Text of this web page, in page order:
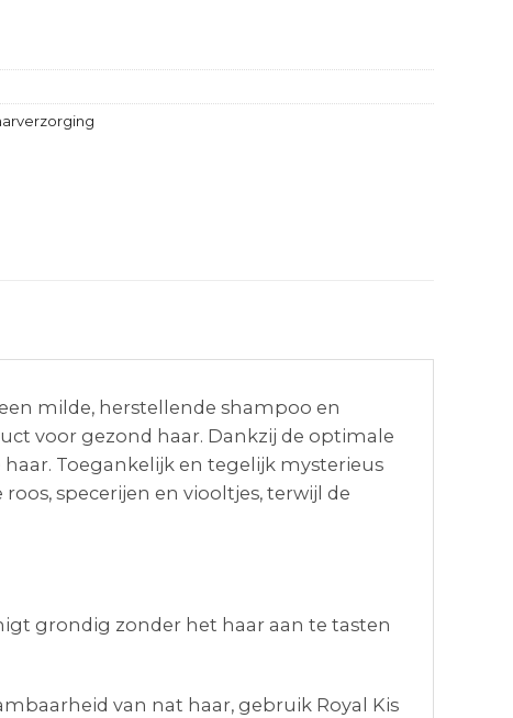
milde, herstellende shampoo en
voor gezond haar. Dankzij de optimale
Toegankelijk en tegelijk mysterieus
specerijen en viooltjes, terwijl de
grondig zonder het haar aan te tasten
van nat haar, gebruik Royal Kis